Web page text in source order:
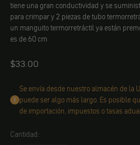
tiene una gran conductividad y se
para crimpar y 2 piezas de tubo
un manguito termorretráctil ya están
es de 60 cm
Angebot
$33.00
Se envía desde nuestro almacén de la
puede ser algo más largo. Es posible
de importación, impuestos o tasas
Cantidad: